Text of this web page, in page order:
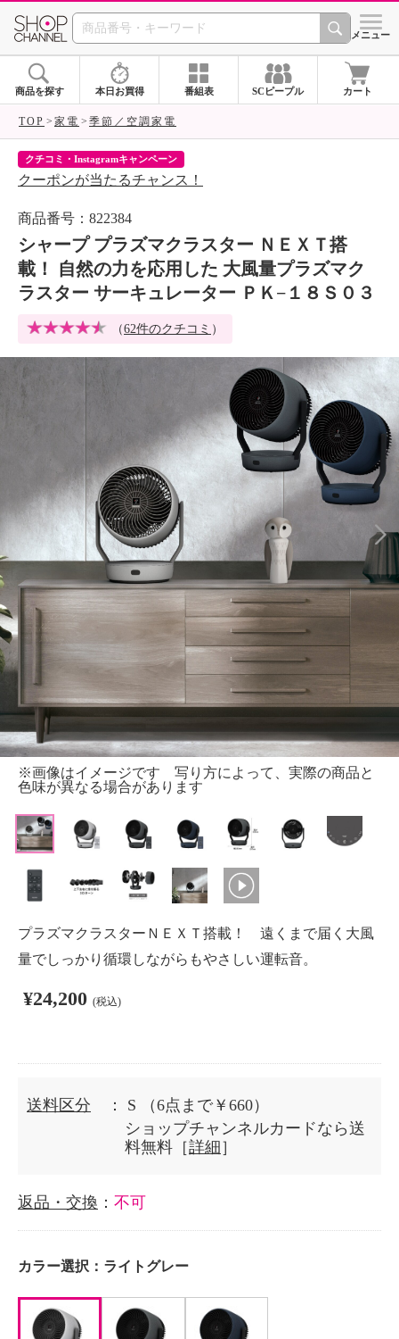
SHOP CHANNEL シメニュー
商品を探す 本日お買得 番組表 SCピープル カート
TOP 家電 季節／空調家電
クチコミ・Instagramキャンペーン
クーポンが当たるチャンス！
商品番号：822384
シャープ プラズマクラスター ＮＥＸＴ搭
載！ 自然の力を応用した 大風量プラズマク
ラスター サーキュレーター ＰＫ−１８Ｓ０３
（62件のクチコミ ）
※画像はイメージです 写り方によって、実際の商品と
色味が異なる場合があります
プラズマクラスターＮＥＸＴ搭載！ 遠くまで届く大風
量でしっかり循環しながらもやさしい運転音。
¥24,200 (税込)
送料区分 ： S
（6点まで￥660）
ショップチャンネルカードなら送
料無料［詳細 ］
返品・交換 ： 不可
カラー選択： ライトグレー